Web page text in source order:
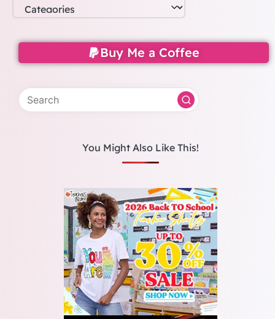
Buy Me a Coffee
You Might Also Like This!